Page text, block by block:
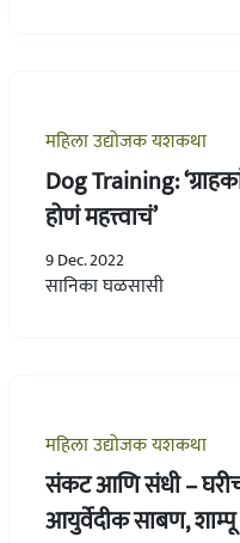
महिला उद्योजक यशकथा
Dog Training:
होणं महत्त्वाचं’
9 Dec. 2022
सानिका घळसासी
महिला उद्योजक यशकथा
संकट आणि संधी –
आयुर्वेदीक साबण,